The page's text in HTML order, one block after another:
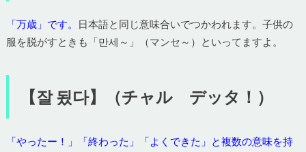
「万歳」です。
日本語と同じ意味合いでつかわれます。子供の
服を脱がすときも「만세～」（マンセ～）といってますよ。
【잘 됬다】（チャル デッタ！）
「やったー！」「終わった」「よくできた」と複数の意味を持